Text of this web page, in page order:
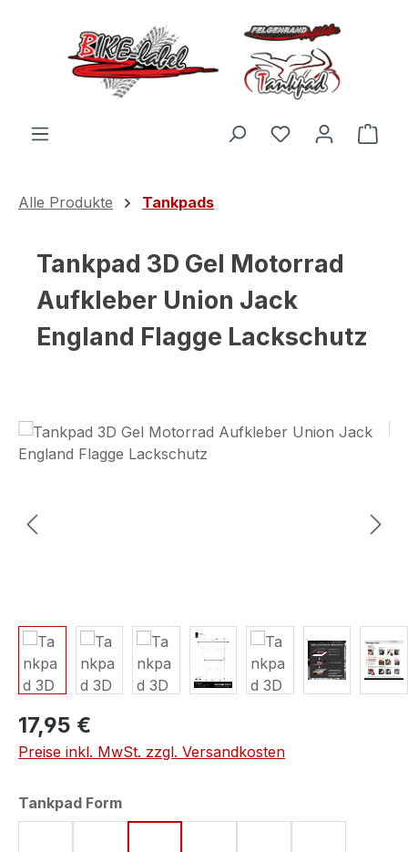
Zum Hauptinhalt springen
Du hast 0
Alle Produkte Tankpads
Tankpad 3D Gel Motorrad
Aufkleber Union Jack
England Flagge Lackschutz
Bildergalerie überspringen
17,95 €
Preise inkl. MwSt. zzgl. Versandkosten
Tankpad Formauswählen